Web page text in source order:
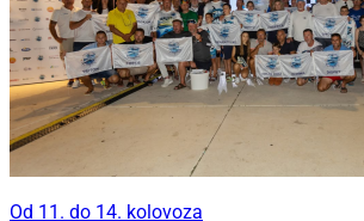
Od 11. do 14. kolovoza